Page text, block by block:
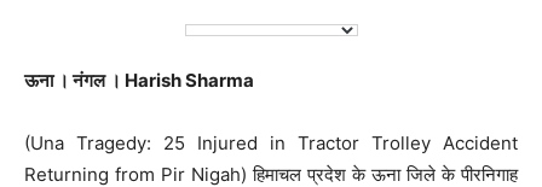
ऊना । नंगल । Harish Sharma
(Una Tragedy: 25 Injured in Tractor Trolley Accident
Returning from Pir Nigah) हिमाचल प्रदेश के ऊना जिले के पीरनिगाह